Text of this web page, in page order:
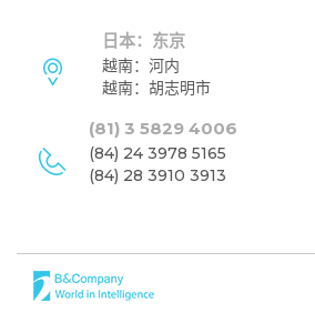
日本：东京
越南：河内
越南：胡志明市
(81) 3 5829 4006
(84) 24 3978 5165
(84) 28 3910 3913